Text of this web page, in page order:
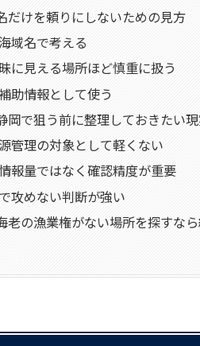
だけを頼りにしないための見方
域名で考える
に見える場所ほど慎重に扱う
助情報として使う
岡で狙う前に整理しておきたい
管理の対象として軽くない
報量ではなく確認精度が重要
攻めない判断が強い
老の漁業権がない場所を探すな